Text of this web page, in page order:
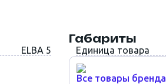
ELBA 5
Габариты
Единица товара
Все товары бренда